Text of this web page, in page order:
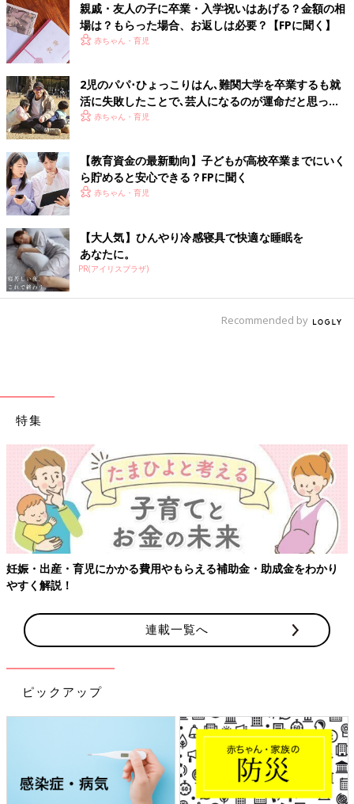
「PTA役員として昨年、今年と２年連続で出席しています。
昨年は５年生＆６年生の呼びかけ、子どもたちの歌声、５年生の
リコーダー演奏による卒業生退場など、しっかり練習したであろ
対して今年は在校生なし、歌は１曲、退場時は録音の演奏。
あっというまの１時間で味気なかったです」
「クラス代表１人のみ卒業証書授与で30分で終わりました。短す
ぎる」
30分はさすがに短すぎると思いますが、概ね短縮派の声が多いイ
メージです。
すると、小学校教職員という方々からこんな声も届きました。
「私たちも簡略化したい気持ちです。新学習指導要領でやらなき
ゃいけないことが増えているのに、卒業式の練習に約１カ月かけ
ます。
最近の子どもたちはひな壇で貧血で倒れる子もいるので、毎年ヒ
が強かったように思います。それはすばらしいことだとは思うの
ですが、こんな声も。
「子ども目線で“この人誰？”という人が、学校名を変えればどこ
でも使えるような祝辞を述べても、心に響かない。
時代にそぐわないと思っています」
これも時代の流れなのかもしれません。
【卒業式と入学式の気になるあれこれ】
祖父母も来るもの？ママの服装は？
『ウィメンズパーク』では卒業・入学について
■文中のコメントは口コミサイト「ウィメンズパーク」の投稿を
親戚・友人の子に卒業・入学祝いはあげる？金額の相
場は？もらった場合、お返しは必要？【FPに聞く】
赤ちゃん・育児
2児のパパ･ひょっこりはん､難関大学を卒業するも就
活に失敗したことで､芸人になるのが運命だと思っ
た！赤ちゃん・育児
【教育資金の最新動向】子どもが高校卒業までにいく
ら貯めると安心できる？FPに聞く
赤ちゃん・育児
【大人気】ひんやり冷感寝具で快適な睡眠を
あなたに。
PR(アイリスプラザ)
Recommended by
特集
妊娠・出産・育児にかかる費用やもらえる補助金・助成金をわかり
やすく解説！
連載一覧へ
ピックアップ